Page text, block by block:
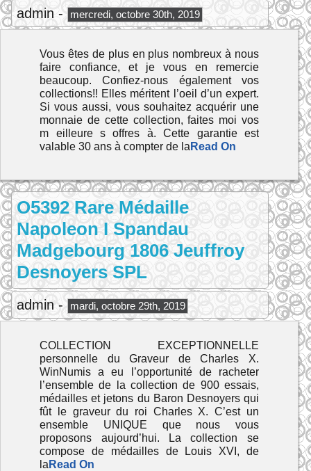
admin - mercredi, octobre 30th, 2019
Vous êtes de plus en plus nombreux à nous
faire confiance, et je vous en remercie
beaucoup. Confiez-nous également vos
collections!! Elles méritent l’oeil d’un expert.
Si vous aussi, vous souhaitez acquérir une
monnaie de cette collection, faites moi vos
m eilleure s offres à. Cette garantie est
valable 30 ans à compter de la Read On
O5392 Rare Médaille
Napoleon I Spandau
Madgebourg 1806 Jeuffroy
Desnoyers SPL
admin - mardi, octobre 29th, 2019
COLLECTION EXCEPTIONNELLE
personnelle du Graveur de Charles X.
WinNumis a eu l’opportunité de racheter
l’ensemble de la collection de 900 essais,
médailles et jetons du Baron Desnoyers qui
fût le graveur du roi Charles X. C’est un
ensemble UNIQUE que nous vous
proposons aujourd’hui. La collection se
compose de médailles de Louis XVI, de
la Read On